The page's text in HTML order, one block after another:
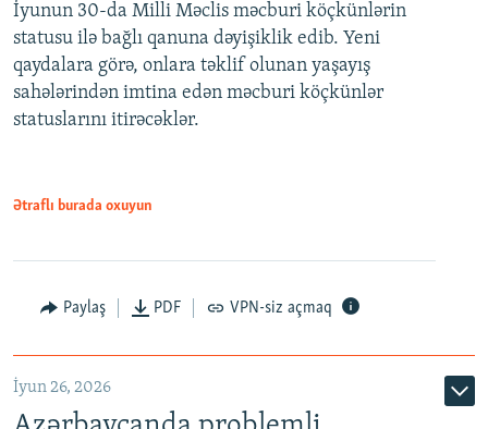
Auto 240p 360p 480p
720p 1080p
360p
480p
720p
İyunun 30-da Milli Məclis məcburi köçkünlərin
statusu ilə bağlı qanuna dəyişiklik edib. Yeni
qaydalara görə, onlara təklif olunan yaşayış
sahələrindən imtina edən məcburi köçkünlər
statuslarını itirəcəklər.
Ətraflı burada oxuyun
Paylaş PDF VPN-siz açmaq
İyun 26, 2026